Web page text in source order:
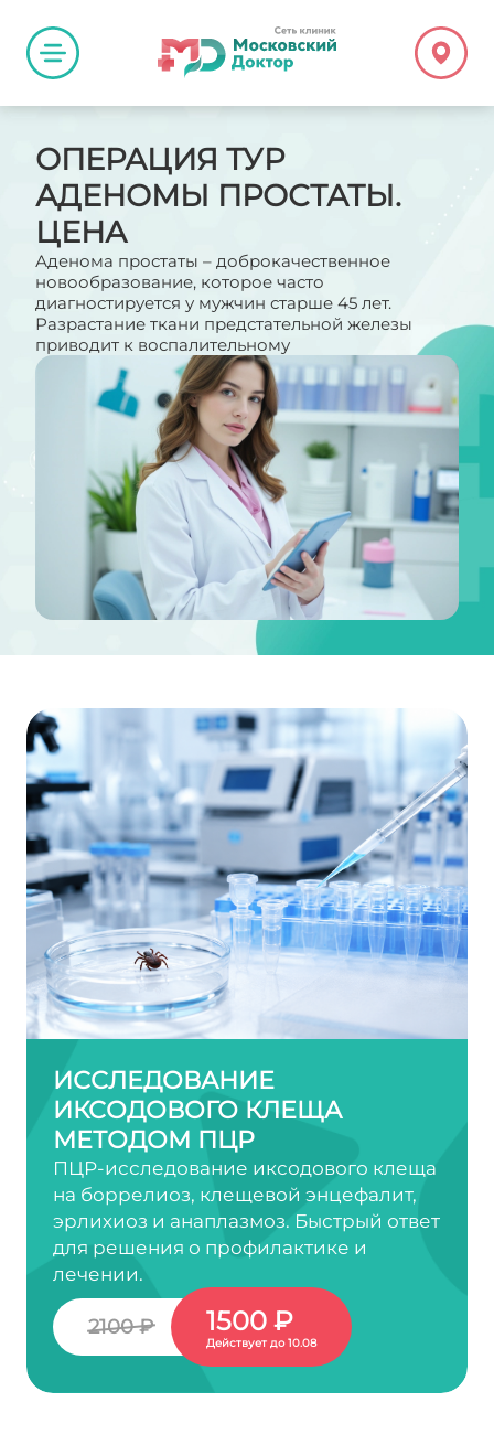
ОПЕРАЦИЯ ТУР
АДЕНОМЫ ПРОСТАТЫ.
ЦЕНА
Аденома простаты – доброкачественное
новообразование, которое часто
диагностируется у мужчин старше 45 лет.
Разрастание ткани предстательной железы
приводит к воспалительному
ИССЛЕДОВАНИЕ
ИКСОДОВОГО КЛЕЩА
МЕТОДОМ ПЦР
ПЦР-исследование иксодового клеща
на боррелиоз, клещевой энцефалит,
эрлихиоз и анаплазмоз. Быстрый ответ
для решения о профилактике и
лечении.
2100 ₽ 1500 ₽
Действует до 10.08